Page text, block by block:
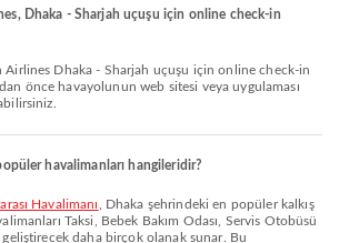
Dhaka - Sharjah uçuşu için online check-in
önce havayolunun web sitesi veya uygulaması
havalimanları hangileridir?
Havalimanı
, Dhaka şehrindeki en popüler kalkış
Taksi, Bebek Bakım Odası, Servis Otobüsü
daha birçok olanak sunar. Bu